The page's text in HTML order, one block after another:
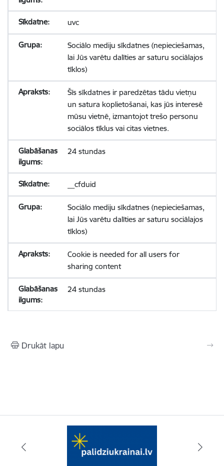
uvc
Sociālo mediju sīkdatnes (nepieciešamas,
lai Jūs varētu dalīties ar saturu sociālajos
tīklos)
Šīs sīkdatnes ir paredzētas tādu vietņu
un satura koplietošanai, kas jūs interesē
mūsu vietnē, izmantojot trešo personu
sociālos tīklus vai citas vietnes.
24 stundas
__cfduid
Sociālo mediju sīkdatnes (nepieciešamas,
lai Jūs varētu dalīties ar saturu sociālajos
tīklos)
Cookie is needed for all users for
sharing content
24 stundas
Drukāt lapu